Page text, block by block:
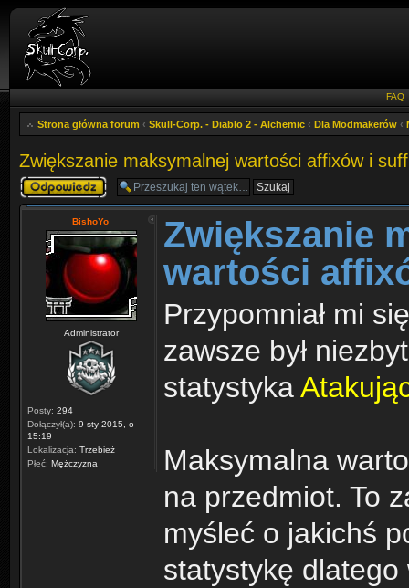
FAQ
Strona główna forum ‹ Skull-Corp. - Diablo 2 - Alchemic ‹ Dla Modmakerów ‹
Zwiększanie maksymalnej wartości affixów i
Odpowiedz
BishoYo
Administrator
Posty: 294
Dołączył(a): 9 sty 2015, o
15:19
Lokalizacja: Trzebież
Płeć: Mężczyzna
Zwiększanie
wartości
Przypomniał mi
zawsze był
statystyka
Maksymalna
na przedmiot. To
myśleć o jakichś
statystykę